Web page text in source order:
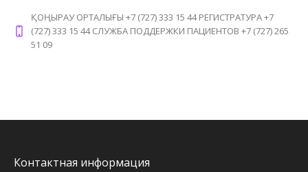
ҚОҢЫРАУ ОРТАЛЫҒЫ +7 (727) 333 15 44 РЕГИСТРАТУРА +7
(727) 333 15 44 СЛУЖБА ПОДДЕРЖКИ ПАЦИЕНТОВ +7 (727) 265
51 09
Контактная информация